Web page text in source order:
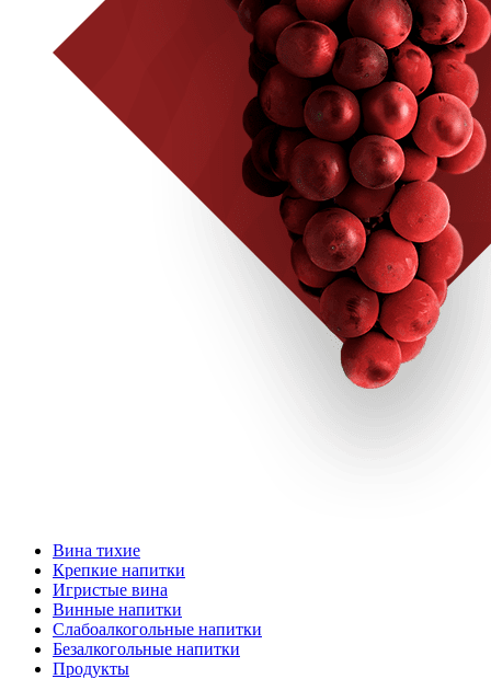
Вина тихие
Крепкие напитки
Игристые вина
Винные напитки
Слабоалкогольные напитки
Безалкогольные напитки
Продукты